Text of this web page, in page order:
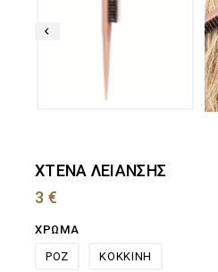
ΧΤΕΝΑ ΛΕΙΑΝΣΗΣ
3€
ΧΡΩΜΑ
ΡΟΖ
ΚΟΚΚΙΝΗ